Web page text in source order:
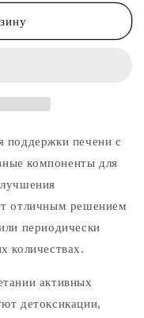
поддержки печени с
компоненты для
отличным решением
периодически
количествах.
активных
детоксикации,